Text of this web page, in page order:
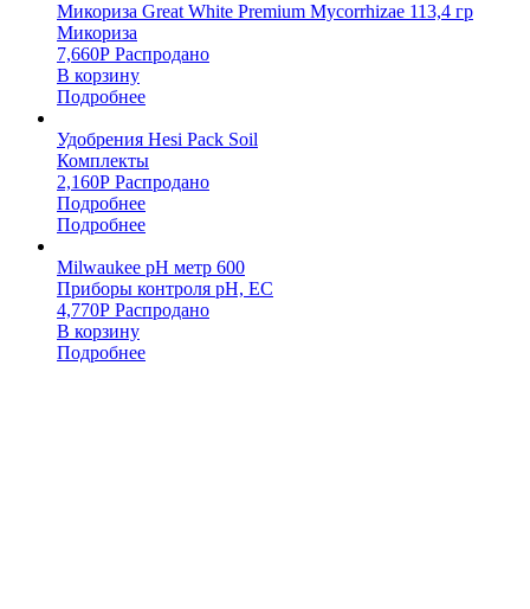
Микориза Great White Premium Mycorrhizae 113,4 гр
Микориза
7,660Р Распродано
В корзину
Подробнее
Удобрения Hesi Pack Soil
Комплекты
2,160Р Распродано
Подробнее
Подробнее
Milwaukee pH метр 600
Приборы контроля pH, EC
4,770Р Распродано
В корзину
Подробнее